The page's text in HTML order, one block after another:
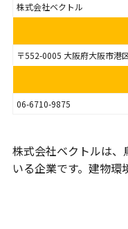
株式会社ベクトル
〒552-0005 大阪府大阪市港
06-6710-9875
株式会社ベクトルは、
いる企業です。建物環